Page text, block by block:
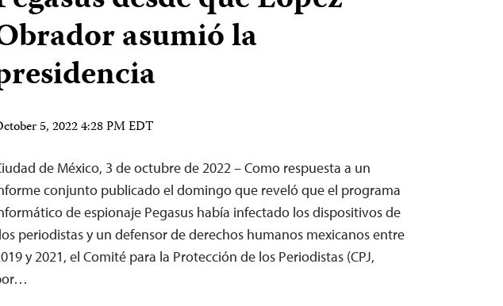
asumió la
5, 2022 4:28 PM EDT
de México, 3 de octubre de 2022 – Como respuesta a un
conjunto publicado el domingo que reveló que el programa
de espionaje Pegasus había infectado los dispositivos de
periodistas y un defensor de derechos humanos mexicanos entre
y 2021, el Comité para la Protección de los Periodistas (CPJ,